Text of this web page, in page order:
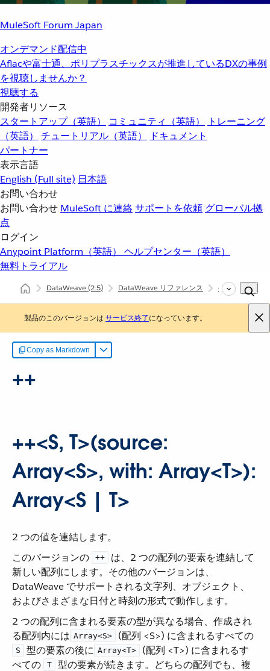
MuleSoft Forum Japan
オンデマンド配信中
Aflacや富士通、ポリプラスチックスが推進しているDXの事例
を視聴しませんか？
視聴する
開発者リソース
スタートアップ（英語）
コミュニティ（英語）
トレーニング
（英語）
チュートリアル（英語）
ドキュメント
パートナー
表示言語
English (Full site) 日本語
お問い合わせ
お問い合わせ MuleSoft に連絡サポートを依頼 グローバル拠
点
ログイン
Anypoint Platform（英語） ヘルプセンター（英語）
無料トライアル
DataWeave(2.5) DataWeave リファレンス dw::Core
製品のこのバージョンは サービス終了になっています。
Copy as Markdown
++
++<S, T>(source:
Array<S>, with: Array<T>):
Array<S | T>
2 つの値を連結します。
このバージョンの ​
++
​ は、2 つの配列の要素を連結して
新しい配列にします。その他のバージョンは、
DataWeave でサポートされる文字列、オブジェクト、
およびさまざまな日付と時刻の形式で動作します。
2 つの配列に含まれる要素の型が異なる場合、作成され
る配列内には ​ Array<S> ​ (配列 <S>) に含まれるすべての ​
S ​ 型の要素の後に ​ Array<T>
​ (配列 <T>) に含まれるす
べての ​
T ​ 型の要素が続きます。どちらの配列でも、複